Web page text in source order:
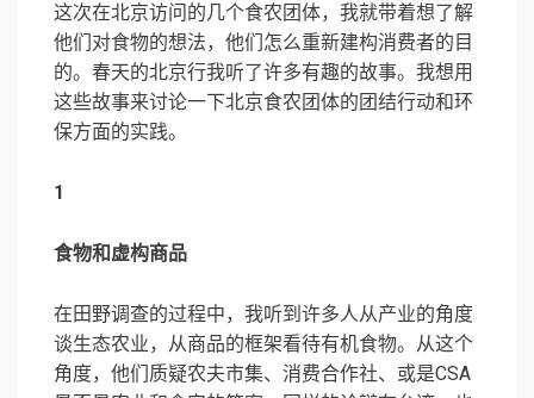
这次在北京访问的几个食农团体，我就带着想了解
他们对食物的想法，他们怎么重新建构消费者的目
的。春天的北京行我听了许多有趣的故事。我想用
这些故事来讨论一下北京食农团体的团结行动和环
保方面的实践。
1
食物和虚构商品
在田野调查的过程中，我听到许多人从产业的角度
谈生态农业，从商品的框架看待有机食物。从这个
角度，他们质疑农夫市集、消费合作社、或是CSA